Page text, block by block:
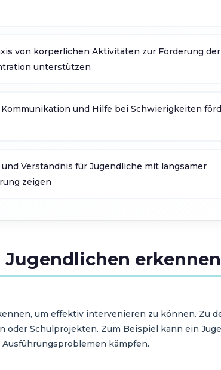
von körperlichen Aktivitäten zur Förderung der
unterstützen
und Hilfe bei Schwierigkeiten
und Verständnis für Jugendliche mit langsamer
zeigen
erkennen
um effektiv intervenieren zu können. Zu
Schulprojekten. Zum Beispiel kann ein
kämpfen.